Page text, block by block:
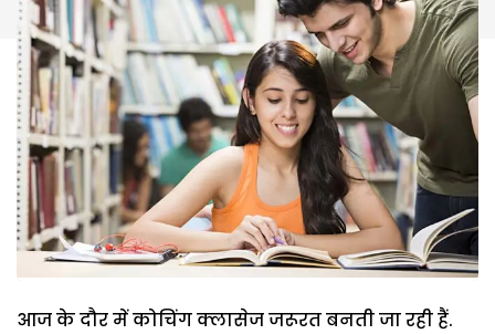
आज के दौर में कोचिंग क्लासेज जरूरत बनती जा रही हैं.